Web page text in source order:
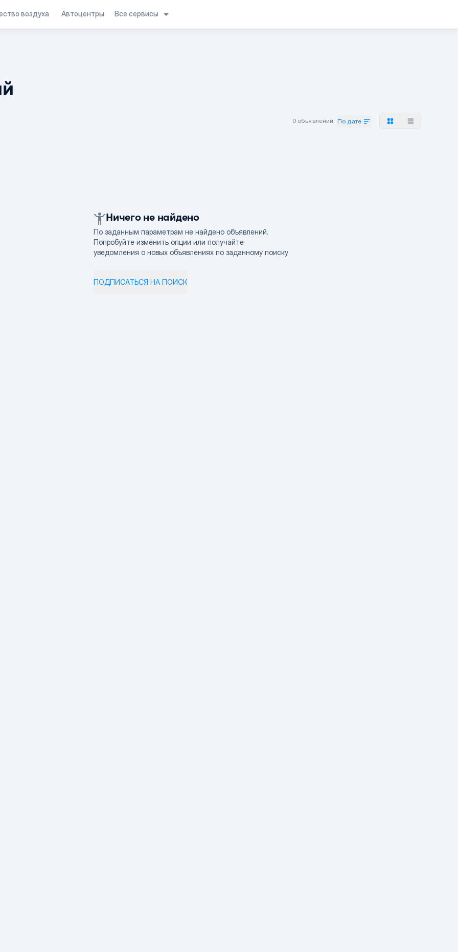
воздуха Автоцентры Все сервисы
0 объявлений По дате
Ничего не найдено
По заданным параметрам не найдено объявлений.
Попробуйте изменить опции или получайте
уведомления о новых объявлениях по заданному поиску
ПОДПИСАТЬСЯ НА ПОИСК